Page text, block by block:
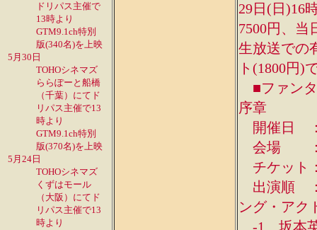
ドリパス主催で
13時より
GTM9.1ch特別
版(340名)を上映
5月30日
TOHOシネマズ
ららぽーと船橋
（千葉）にてド
リパス主催で13
時より
GTM9.1ch特別
版(370名)を上映
5月24日
TOHOシネマズ
くずはモール
（大阪）にてド
リパス主催で13
時より
29日(日)16
7500円、当
生放送での
ト(1800円)
■ファンタ
序章
開催日 ：
会場 ：
チケット
出演順 ：
ング・アク
-1…坂本英